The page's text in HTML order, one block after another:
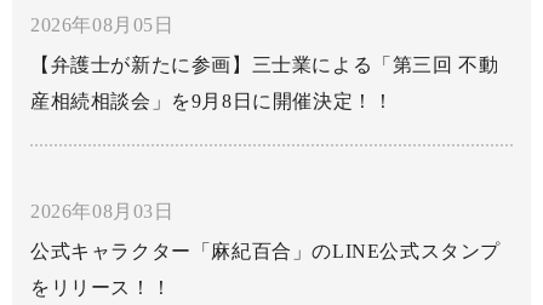
2026年08月05日
【弁護士が新たに参画】三士業による「第三回 不動
産相続相談会」を9月8日に開催決定！！
2026年08月03日
公式キャラクター「麻紀百合」のLINE公式スタンプ
をリリース！！